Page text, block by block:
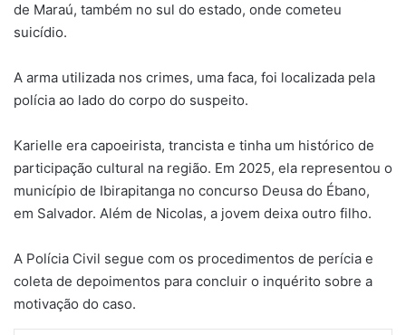
de Maraú, também no sul do estado, onde cometeu
suicídio.
A arma utilizada nos crimes, uma faca, foi localizada pela
polícia ao lado do corpo do suspeito.
Karielle era capoeirista, trancista e tinha um histórico de
participação cultural na região. Em 2025, ela representou o
município de Ibirapitanga no concurso Deusa do Ébano,
em Salvador. Além de Nicolas, a jovem deixa outro filho.
A Polícia Civil segue com os procedimentos de perícia e
coleta de depoimentos para concluir o inquérito sobre a
motivação do caso.